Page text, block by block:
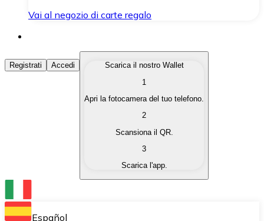
Vai al negozio di carte regalo
Acquista Criptovalute
Acquista le criptovalute che ti interessano in modo
Converti le tue criptovalute in valuta fiat quando ne
Scambia una criptovaluta con un'altra
Conserva le tue cripto in un Wallet self-custodial.
Registrati Accedi
Scarica il nostro Wallet
1
Apri la fotocamera del tuo telefono.
2
Scansiona il QR.
3
Scarica l'app.
Español